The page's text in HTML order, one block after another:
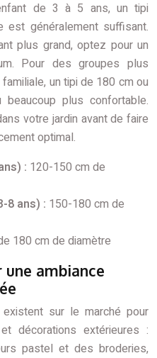
de 3 à 5 ans, un tipi
est généralement suffisant.
plus grand, optez pour un
Pour des groupes plus
un tipi de 180 cm ou
plus confortable.
votre jardin avant de faire
optimal.
: 120-150 cm de
8 ans) : 150-180 cm de
180 cm de diamètre
ambiance
sur le marché pour
décorations extérieures :
pastel et des broderies,